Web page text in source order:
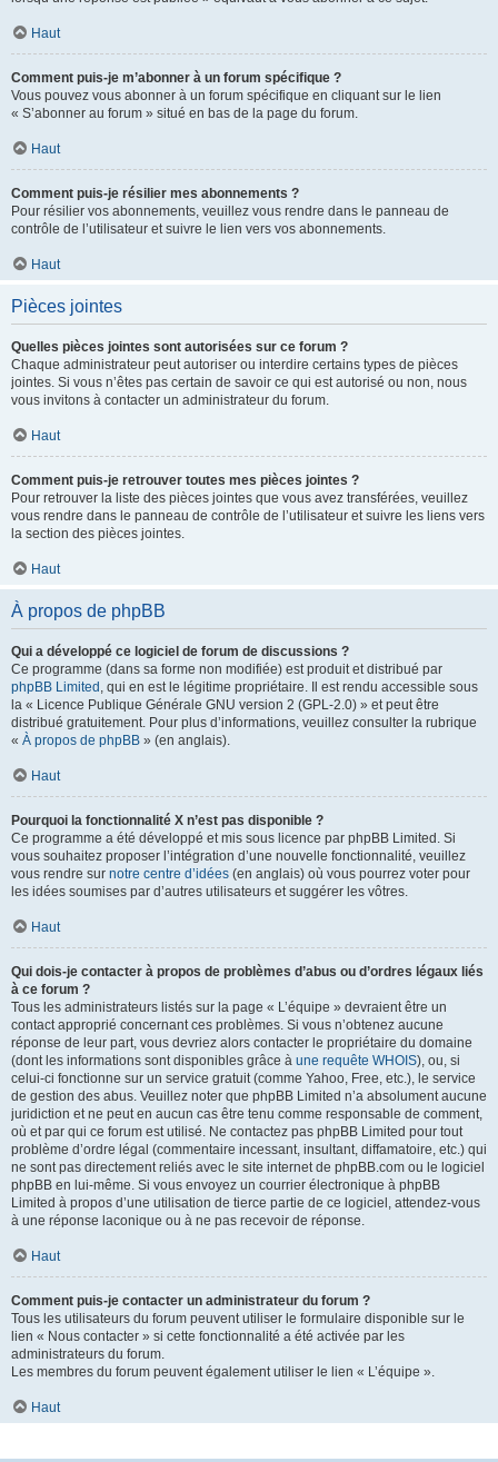
Haut
Comment puis-je m’abonner à un forum spécifique ?
Vous pouvez vous abonner à un forum spécifique en cliquant sur le lien
« S’abonner au forum » situé en bas de la page du forum.
Haut
Comment puis-je résilier mes abonnements ?
Pour résilier vos abonnements, veuillez vous rendre dans le panneau de
contrôle de l’utilisateur et suivre le lien vers vos abonnements.
Haut
Pièces jointes
Quelles pièces jointes sont autorisées sur ce forum ?
Chaque administrateur peut autoriser ou interdire certains types de pièces
jointes. Si vous n’êtes pas certain de savoir ce qui est autorisé ou non, nous
vous invitons à contacter un administrateur du forum.
Haut
Comment puis-je retrouver toutes mes pièces jointes ?
Pour retrouver la liste des pièces jointes que vous avez transférées, veuillez
vous rendre dans le panneau de contrôle de l’utilisateur et suivre les liens vers
la section des pièces jointes.
Haut
À propos de phpBB
Qui a développé ce logiciel de forum de discussions ?
Ce programme (dans sa forme non modifiée) est produit et distribué par
phpBB Limited , qui en est le légitime propriétaire. Il est rendu accessible sous
la « Licence Publique Générale GNU version 2 (GPL-2.0) » et peut être
distribué gratuitement. Pour plus d’informations, veuillez consulter la rubrique
« À propos de phpBB » (en anglais).
Haut
Pourquoi la fonctionnalité X n’est pas disponible ?
Ce programme a été développé et mis sous licence par phpBB Limited. Si
vous souhaitez proposer l’intégration d’une nouvelle fonctionnalité, veuillez
vous rendre sur notre centre d’idées (en anglais) où vous pourrez voter pour
les idées soumises par d’autres utilisateurs et suggérer les vôtres.
Haut
Qui dois-je contacter à propos de problèmes d’abus ou d’ordres légaux liés
à ce forum ?
Tous les administrateurs listés sur la page « L’équipe » devraient être un
contact approprié concernant ces problèmes. Si vous n’obtenez aucune
réponse de leur part, vous devriez alors contacter le propriétaire du domaine
(dont les informations sont disponibles grâce à une requête WHOIS), ou, si
celui-ci fonctionne sur un service gratuit (comme Yahoo, Free, etc.), le service
de gestion des abus. Veuillez noter que phpBB Limited n’a absolument aucune
juridiction et ne peut en aucun cas être tenu comme responsable de comment,
où et par qui ce forum est utilisé. Ne contactez pas phpBB Limited pour tout
problème d’ordre légal (commentaire incessant, insultant, diffamatoire, etc.) qui
ne sont pas directement reliés avec le site internet de phpBB.com ou le logiciel
phpBB en lui-même. Si vous envoyez un courrier électronique à phpBB
Limited à propos d’une utilisation de tierce partie de ce logiciel, attendez-vous
à une réponse laconique ou à ne pas recevoir de réponse.
Haut
Comment puis-je contacter un administrateur du forum ?
Tous les utilisateurs du forum peuvent utiliser le formulaire disponible sur le
lien « Nous contacter » si cette fonctionnalité a été activée par les
administrateurs du forum.
Les membres du forum peuvent également utiliser le lien « L’équipe ».
Haut